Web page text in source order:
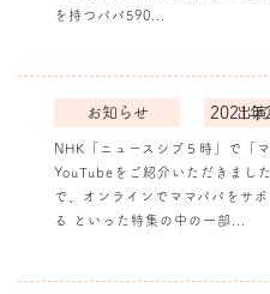
を持つパパ590...
2021年
お知らせ 出演
NHK「ニュースシブ５時」で「
YouTubeをご紹介いただきまし
で、オンラインでママパパをサ
る といった特集の中の一部...